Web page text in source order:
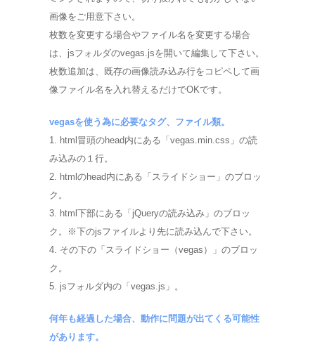
画像をご用意下さい。
枚数を変更する場合やファイル名を変更する場合
は、jsフォルダのvegas.jsを開いて編集して下さい。
枚数追加は、既存の画像読み込み行をコピペして画
像ファイル名を入れ替えるだけでOKです。
vegasを使う為に必要なタグ、ファイル類。
1. html冒頭のhead内にある「vegas.min.css」の読
み込みの１行。
2. htmlのhead内にある「スライドショー」のブロッ
ク。
3. html下部にある「jQueryの読み込み」のブロッ
ク。※下のjsファイルより先に読み込んで下さい。
4. その下の「スライドショー（vegas）」のブロッ
ク。
5. jsフォルダ内の「vegas.js」。
何年も経過した場合、動作に問題が出てくる可能性
があります。